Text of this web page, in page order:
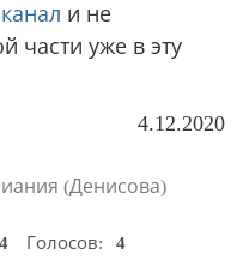
и не
части уже в эту
4.12.2020
(Денисова)
4 Голосов:
4